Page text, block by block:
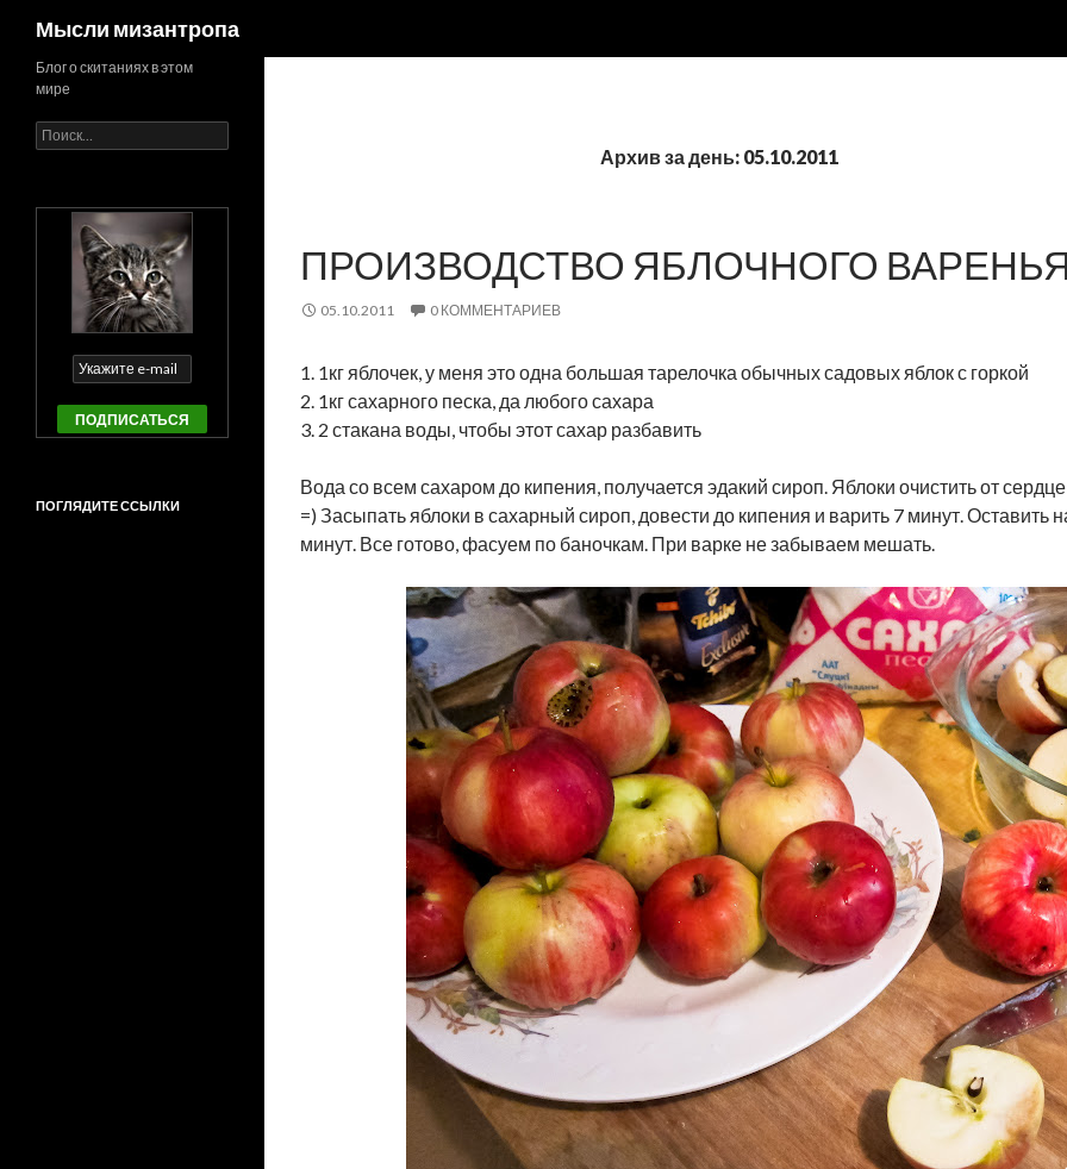
Мысли мизантропа
Архив за день: 05.10.2011
ПРОИЗВОДСТВО ЯБЛОЧНОГО
05.10.2011 0 КОММЕНТАРИЕВ
1. 1кг яблочек, у меня это одна большая тарелочка обычных садовых яблок с горкой
2. 1кг сахарного песка, да любого сахара
3. 2 стакана воды, чтобы этот сахар разбавить
Вода со всем сахаром до кипения, получается эдакий сироп. Яблоки очистить от
=) Засыпать яблоки в сахарный сироп, довести до кипения и варить 7 минут. Оставить
минут. Все готово, фасуем по баночкам. При варке не забываем мешать.
Блог о скитаниях в этом
мире
Найти:
ПОГЛЯДИТЕ ССЫЛКИ